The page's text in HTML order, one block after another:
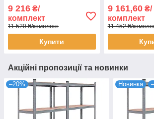
комплект
9 216 ₴/
комплект
11 520 ₴/комплект
Купити
полиці (х3)
9 161,60₴/
комплект
11 452 ₴/
Акційні пропозиції та новинки
–20% Новинка